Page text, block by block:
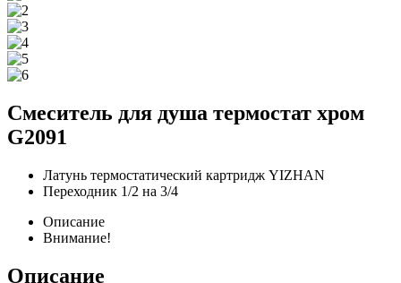
Смеситель для душа термостат хром
G2091
Латунь термостатический картридж YIZHAN
Переходник 1/2 на 3/4
Описание
Внимание!
Описание